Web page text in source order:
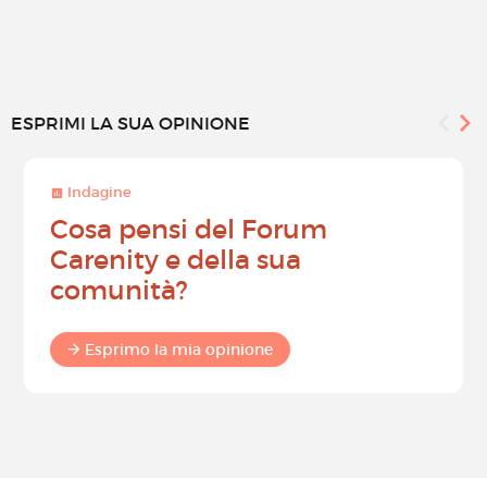
ESPRIMI LA SUA OPINIONE
Indagine
Cosa pensi del Forum
Carenity e della sua
comunità?
Esprimo la mia opinione